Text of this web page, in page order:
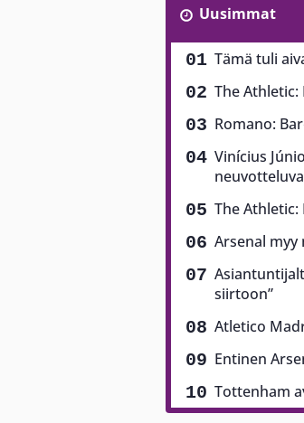
Uusimmat
Tämä tuli
The
Romano:
Vinícius
The
Arsenal myy
siirtoon”
Atletico
Entinen
Tottenham